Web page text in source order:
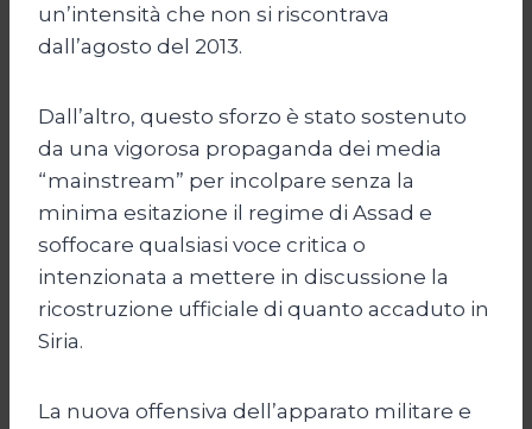
un’intensità che non si riscontrava
dall’agosto del 2013.
Dall’altro, questo sforzo è stato sostenuto
da una vigorosa propaganda dei media
“mainstream” per incolpare senza la
minima esitazione il regime di Assad e
soffocare qualsiasi voce critica o
intenzionata a mettere in discussione la
ricostruzione ufficiale di quanto accaduto in
Siria.
La nuova offensiva dell’apparato militare e